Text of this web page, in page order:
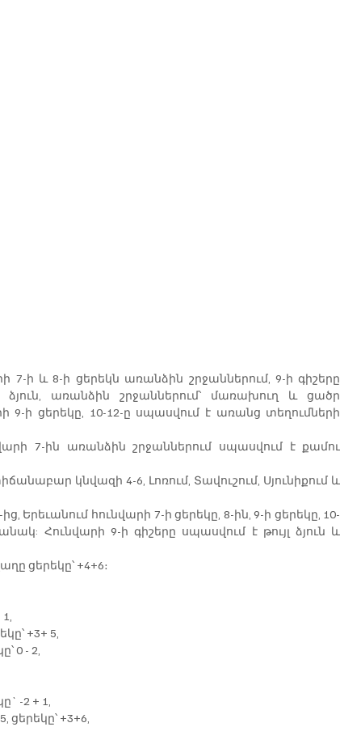
ի և 8-ի ցերեկն առանձին շրջաններում, 9-ի գիշերը
առանձին շրջաններում՝ մառախուղ և ցածր
9-ի ցերեկը, 10-12-ը սպասվում է առանց տեղումների
7-ին առանձին շրջաններում սպասվում է քամու
կնվազի 4-6, Լոռում, Տավուշում, Սյունիքում և
Երեւանում հունվարի 7-ի ցերեկը, 8-ին, 9-ի ցերեկը, 10-
Հունվարի 9-ի գիշերը սպասվում է թույլ ձյուն և
ցերեկը՝ +4+6։
+3+ 5,
0 - 2,
-2 + 1,
+3+6,